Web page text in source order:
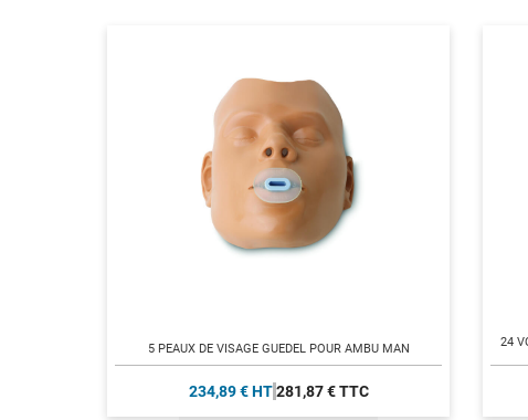
5 PEAUX DE VISAGE GUEDEL POUR AMBU MAN
234,89 € HT 281,87 € TTC
24